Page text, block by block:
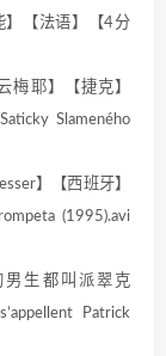
】【法语】【4分
梅耶】【捷克】
Slameného
】【西班牙】
(1995).avi
男生都叫派翠克
Patrick